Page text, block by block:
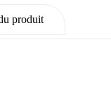
produit